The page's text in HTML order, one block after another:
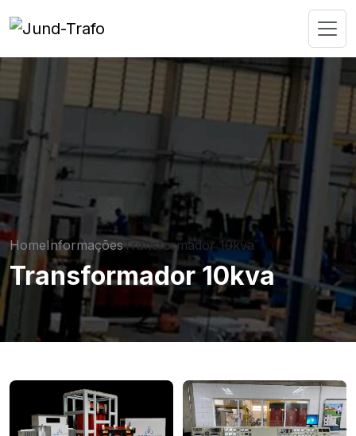
HomeInformaçõesTransformador 10kva
Transformador 10kva